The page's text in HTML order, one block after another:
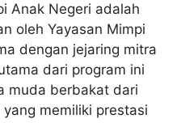
Anak Negeri adalah
oleh Yayasan Mimpi
dengan jejaring mitra
dari program ini
muda berbakat dari
memiliki prestasi